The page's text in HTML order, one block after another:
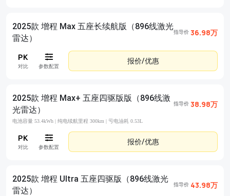
2025款 增程 Max 五座长续航版（896线激光
雷达）
指导价 36.98万
对比 参数配置
报价/优惠
2025款 增程 Max+ 五座四驱版版（896线激
光雷达）
指导价 38.98万
电池容量 53.4kWh | 纯电续航里程 300km | 亏电油耗 0.53L
对比 参数配置
报价/优惠
2025款 增程 Ultra 五座四驱版（896线激光
雷达）
指导价 43.98万